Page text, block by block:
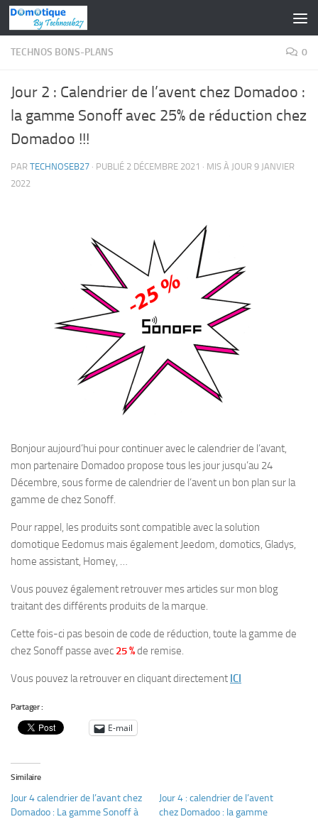
Skip to content
TECHNOS BONS-PLANS 0
Jour 2 : Calendrier de l’avent chez Domadoo :
la gamme Sonoff avec 25% de réduction chez
Domadoo !!!
PAR TECHNOSEB27 · PUBLIÉ 2 DÉCEMBRE 2021 · MIS À JOUR 9 JANVIER
2022
Bonjour aujourd’hui pour continuer avec le calendrier de l’avant,
mon partenaire Domadoo propose tous les jour jusqu’au 24
Décembre, sous forme de calendrier de l’avent un bon plan sur la
gamme de chez Sonoff.
Pour rappel, les produits sont compatible avec la solution
domotique Eedomus mais également Jeedom, domotics, Gladys,
home assistant, Homey, …
Vous pouvez également retrouver mes articles sur mon blog
traitant des différents produits de la marque.
Cette fois-ci pas besoin de code de réduction, toute la gamme de
chez Sonoff passe avec 25 %de remise.
Vous pouvez la retrouver en cliquant directement ICI
Partager :
E-mail
Similaire
Jour 4 calendrier de l’avant chez
Domadoo : La gamme Sonoff à
Jour 4 : calendrier de l’avent
chez Domadoo : la gamme